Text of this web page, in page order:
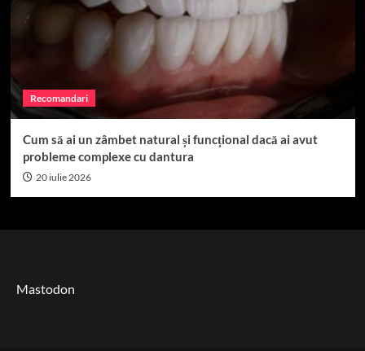
Recomandari
Cum să ai un zâmbet natural și funcțional dacă ai avut
probleme complexe cu dantura
20 iulie 2026
Mastodon